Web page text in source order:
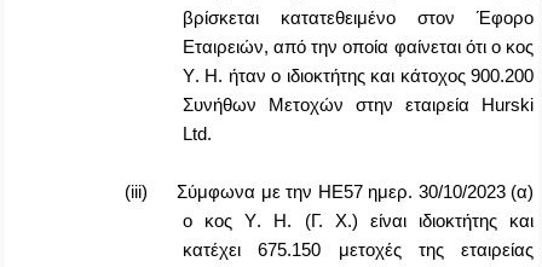
βρίσκεται κατατεθειμένο στον Έφορο
Εταιρειών, από την οποία φαίνεται ότι ο κος
Y. H. ήταν ο ιδιοκτήτης και κάτοχος 900.200
Συνήθων Μετοχών στην εταιρεία Hurski
Ltd.
(iii)
Σύμφωνα με την ΗΕ57 ημερ. 30/10/2023 (α)
ο κοςY. H. (Γ. Χ.) είναι ιδιοκτήτης και
κατέχει 675.150 μετοχές της εταιρείας